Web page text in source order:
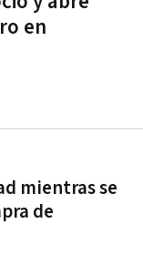
en
mientras se
de